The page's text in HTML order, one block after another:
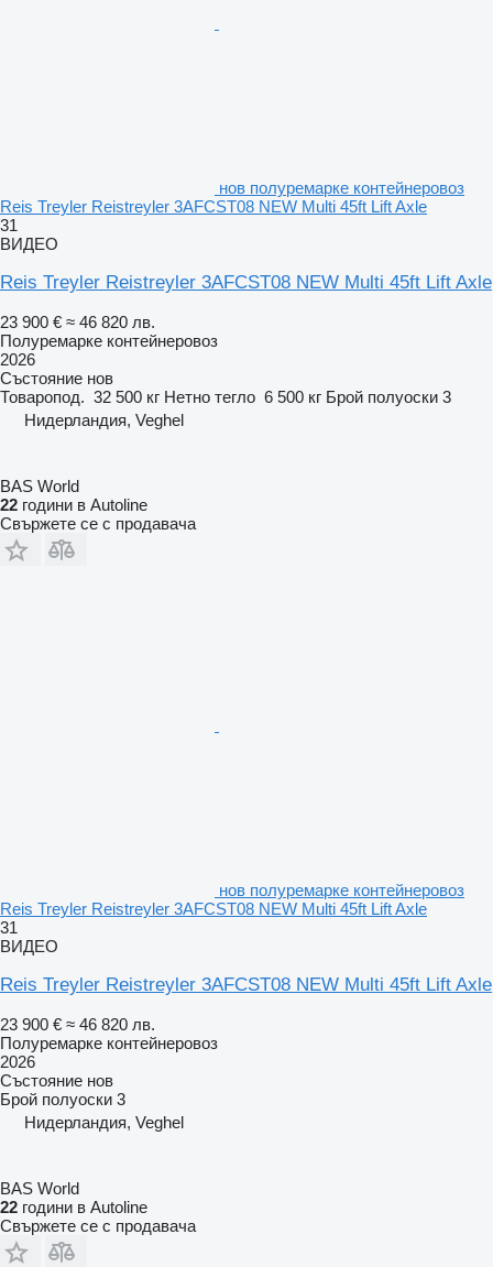
нов полуремарке контейнеровоз
Reis Treyler Reistreyler 3AFCST08 NEW Multi 45ft Lift Axle
31
ВИДЕО
Reis Treyler Reistreyler 3AFCST08 NEW Multi 45ft Lift Axle
23 900 € ≈ 46 820 лв.
Полуремарке контейнеровоз
2026
Състояние нов
Товаропод. 32 500 кг Нетно тегло 6 500 кг Брой полуоски 3
Нидерландия, Veghel
BAS World
22 години в Autoline
Свържете се с продавача
нов полуремарке контейнеровоз
Reis Treyler Reistreyler 3AFCST08 NEW Multi 45ft Lift Axle
31
ВИДЕО
Reis Treyler Reistreyler 3AFCST08 NEW Multi 45ft Lift Axle
23 900 € ≈ 46 820 лв.
Полуремарке контейнеровоз
2026
Състояние нов
Брой полуоски 3
Нидерландия, Veghel
BAS World
22 години в Autoline
Свържете се с продавача